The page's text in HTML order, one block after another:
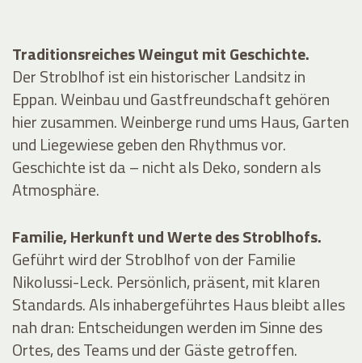
Traditionsreiches Weingut mit Geschichte.
Der Stroblhof ist ein historischer Landsitz in
Eppan. Weinbau und Gastfreundschaft gehören
hier zusammen. Weinberge rund ums Haus, Garten
und Liegewiese geben den Rhythmus vor.
Geschichte ist da – nicht als Deko, sondern als
Atmosphäre.
Familie, Herkunft und Werte des Stroblhofs.
Geführt wird der Stroblhof von der Familie
Nikolussi-Leck. Persönlich, präsent, mit klaren
Standards. Als inhabergeführtes Haus bleibt alles
nah dran: Entscheidungen werden im Sinne des
Ortes, des Teams und der Gäste getroffen.